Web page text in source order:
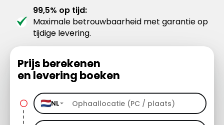
99,5% op tijd:
Maximale betrouwbaarheid met garantie op
tijdige levering.
Prijs berekenen
en levering boeken
NL